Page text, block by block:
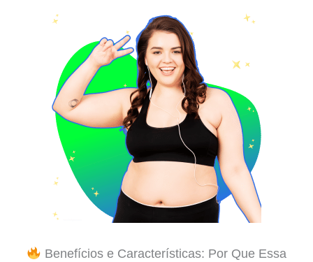
Benefícios e Características: Por Que Essa